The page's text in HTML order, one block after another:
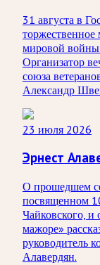
31 августа в
мировой войны
Организатор
союза
Александр
23 июля 2026
Эрнест
О прошедшем
посвященном
Чайковского, и
мажоре»
руководитель
Алавердян.